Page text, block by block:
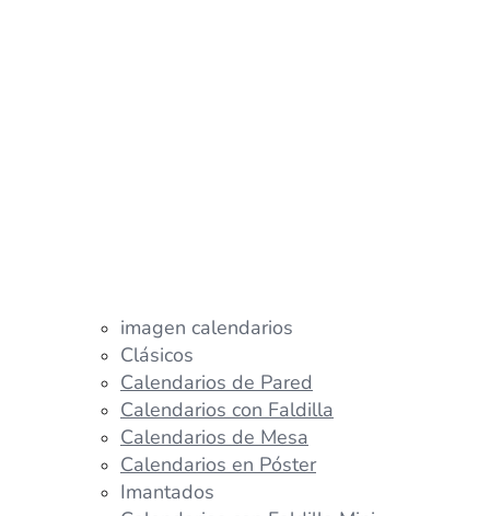
imagen calendarios
Clásicos
Calendarios de Pared
Calendarios con Faldilla
Calendarios de Mesa
Calendarios en Póster
Imantados